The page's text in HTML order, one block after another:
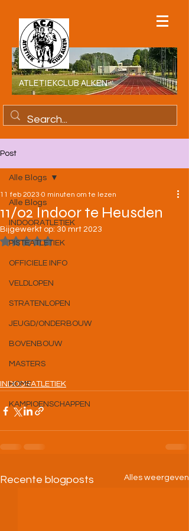
ATLETIEKCLUB ALKEN
Post
Alle Blogs
INDOORATLETIEK
PISTEATLETIEK
OFFICIELE INFO
VELDLOPEN
STRATENLOPEN
JEUGD/ONDERBOUW
BOVENBOUW
MASTERS
HOME
KAMPIOENSCHAPPEN
Alle Blogs
11/02 Indoor te Heusden
11 feb 2023 0 minuten om te lezen
Bijgewerkt op: 30 mrt 2023
Beoordeeld met NaN uit 5 sterren.
INDOORATLETIEK
Recente blogposts Alles weergeven